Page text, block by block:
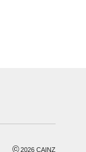
©2026 CAINZ